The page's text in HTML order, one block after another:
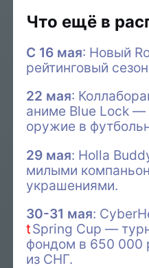
Что ещё в
С 16 мая: Новый
рейтинговый
22 мая:
аниме Blue Lock
оружие в
29 мая: Holla
милыми
украшениями.
30-31 мая:
tSpring Cup —
фондом в 650 000
из СНГ.